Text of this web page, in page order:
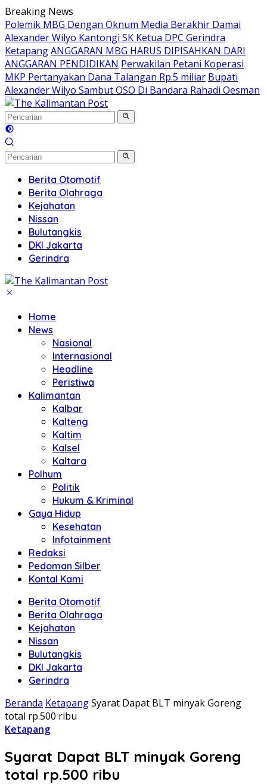
Langsung
ke
konten
Breaking News
Polemik MBG Dengan Oknum Media Berakhir Damai
Alexander Wilyo Kantongi SK Ketua DPC Gerindra
KetapangANGGARAN MBG HARUS DIPISAHKAN DARI
ANGGARAN PENDIDIKAN Perwakilan Petani Koperasi
MKP Pertanyakan Dana Talangan Rp.5 miliar Bupati
Alexander Wilyo Sambut OSO Di Bandara Rahadi Oesman
Berita Otomotif
Berita Olahraga
Kejahatan
Nissan
Bulutangkis
DKI Jakarta
Gerindra
Home
News
Nasional
Internasional
Headline
Peristiwa
Kalimantan
Kalbar
Kalteng
Kaltim
Kalsel
Kaltara
Polhum
Politik
Hukum & Kriminal
Gaya Hidup
Kesehatan
Infotainment
Redaksi
Pedoman Silber
Kontal Kami
Berita Otomotif
Berita Olahraga
Kejahatan
Nissan
Bulutangkis
DKI Jakarta
Gerindra
Beranda KetapangSyarat Dapat BLT minyak Goreng
total rp.500 ribu
Ketapang
Syarat Dapat BLT minyak Goreng
total rp.500 ribu